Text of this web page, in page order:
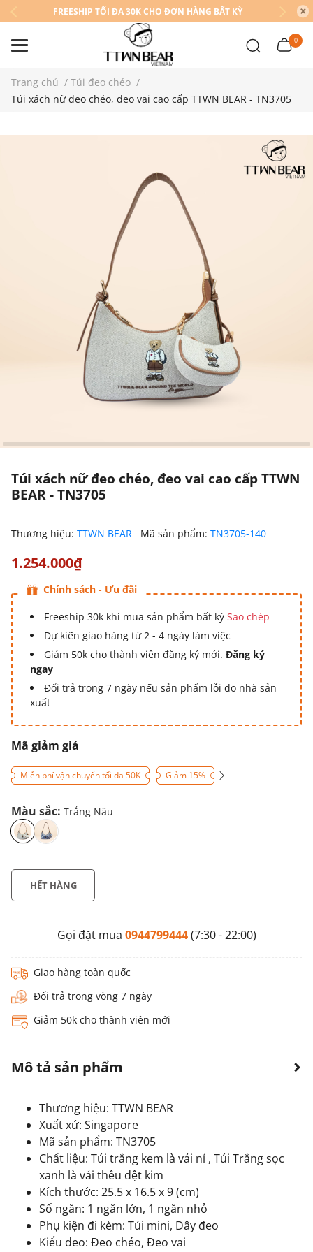
FREESHIP TỐI ĐA 30K CHO ĐƠN HÀNG BẤT KỲ
0
Trang chủ / Túi đeo chéo /
Túi xách nữ đeo chéo, đeo vai cao cấp TTWN BEAR - TN3705
Túi xách nữ đeo chéo, đeo vai cao cấp TTWN
BEAR - TN3705
Thương hiệu: TTWN BEAR Mã sản phẩm: TN3705-140
1.254.000₫
Chính sách - Ưu đãi
Freeship 30k khi mua sản phẩm bất kỳ Sao chép
Dự kiến giao hàng từ 2 - 4 ngày làm việc
Giảm 50k cho thành viên đăng ký mới. Đăng ký
ngay
Đổi trả trong 7 ngày nếu sản phẩm lỗi do nhà sản
xuất
Mã giảm giá
Miễn phí vận chuyển tối đa 50K Giảm 15%
Màu sắc: Trắng Nâu
HẾT HÀNG
Gọi đặt mua 0944799444(7:30 - 22:00)
Giao hàng toàn quốc
Đổi trả trong vòng 7 ngày
Giảm 50k cho thành viên mới
Mô tả sản phẩm
Thương hiệu: TTWN BEAR
Xuất xứ: Singapore
Mã sản phẩm: TN3705
Chất liệu: Túi trắng kem là vải nỉ , Túi Trắng sọc
xanh là vải thêu dệt kim
Kích thước: 25.5 x 16.5 x 9 (cm)
Số ngăn: 1 ngăn lớn, 1 ngăn nhỏ
Phụ kiện đi kèm: Túi mini, Dây đeo
Kiểu đeo: Đeo chéo, Đeo vai